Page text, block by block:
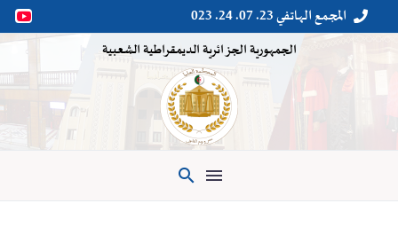

 المجمع الهاتفي 23. 07. 24. 023
الجمهورية الجزائرية الديمقراطية الشعبية
